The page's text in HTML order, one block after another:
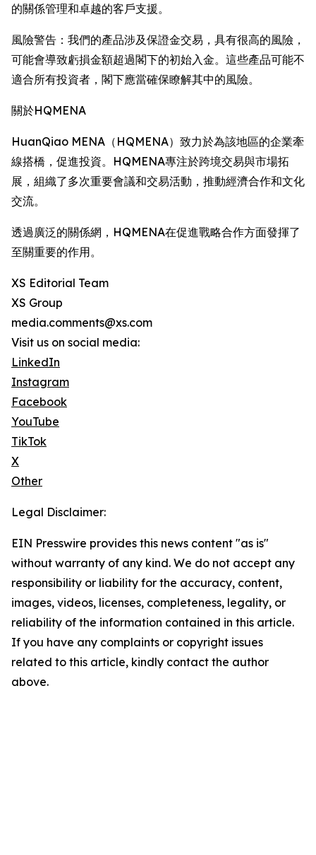
的關係管理和卓越的客戶支援。
風險警告：我們的產品涉及保證金交易，具有很高的風險，
可能會導致虧損金額超過閣下的初始入金。這些產品可能不
適合所有投資者，閣下應當確保瞭解其中的風險。
關於HQMENA
HuanQiao MENA（HQMENA）致力於為該地區的企業牽
線搭橋，促進投資。HQMENA專注於跨境交易與市場拓
展，組織了多次重要會議和交易活動，推動經濟合作和文化
交流。
透過廣泛的關係網，HQMENA在促進戰略合作方面發揮了
至關重要的作用。
XS Editorial Team
XS Group
media.comments@xs.com
Visit us on social media:
LinkedIn
Instagram
Facebook
YouTube
TikTok
X
Other
Legal Disclaimer:
EIN Presswire provides this news content "as is"
without warranty of any kind. We do not accept any
responsibility or liability for the accuracy, content,
images, videos, licenses, completeness, legality, or
reliability of the information contained in this article.
If you have any complaints or copyright issues
related to this article, kindly contact the author
above.